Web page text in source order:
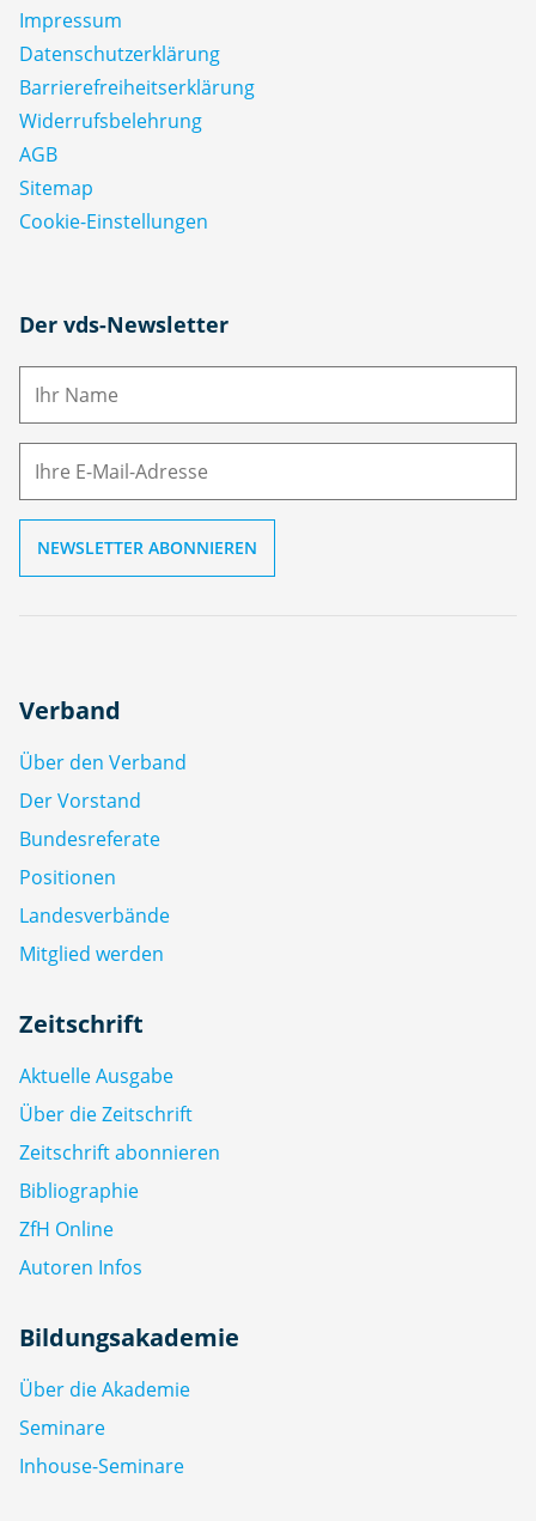
Impressum
Datenschutz­erklärung
Barrierefreiheitserklärung
Widerrufsbelehrung
AGB
Sitemap
Cookie-Einstellungen
Der vds-Newsletter
N
M
Verband
Über den Verband
Der Vorstand
Bundesreferate
Positionen
Landesverbände
Mitglied werden
Zeitschrift
Aktuelle Ausgabe
Über die Zeitschrift
Zeitschrift abonnieren
Bibliographie
ZfH Online
Autoren Infos
Bildungsakademie
Über die Akademie
Seminare
Inhouse-Seminare